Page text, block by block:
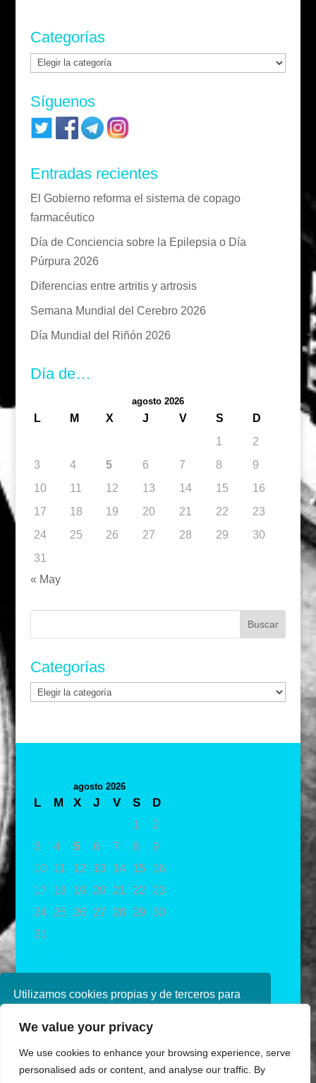
Utilizamos cookies propias y de terceros para
navegando, consideramos que acepta su uso.
política de cookies consulte nuestra
Política de
privacidad
We value your privacy
We use cookies to enhance your browsing experience, serve
personalised ads or content, and analyse our traffic. By
Categorías
Categorías
Síguenos
Entradas recientes
El Gobierno reforma el sistema de copago
farmacéutico
Día de Conciencia sobre la Epilepsia o Día
Púrpura 2026
Diferencias entre artritis y artrosis
Semana Mundial del Cerebro 2026
Día Mundial del Riñón 2026
Día de…
agosto 2026
L M X J V S
D
1
2
3
4 5 6 7 8
9
10
11 12 13 14 15
16
17
18 19 20 21 22
23
24
25 26 27 28 29
30
31
« May
Buscar:
Categorías
Categorías
agosto 2026
L M X J V S
D
1
2
3
4 5 6 7 8
9
10
11 12 13 14 15
16
17
18 19 20 21 22
23
24
25 26 27 28 29 30
31